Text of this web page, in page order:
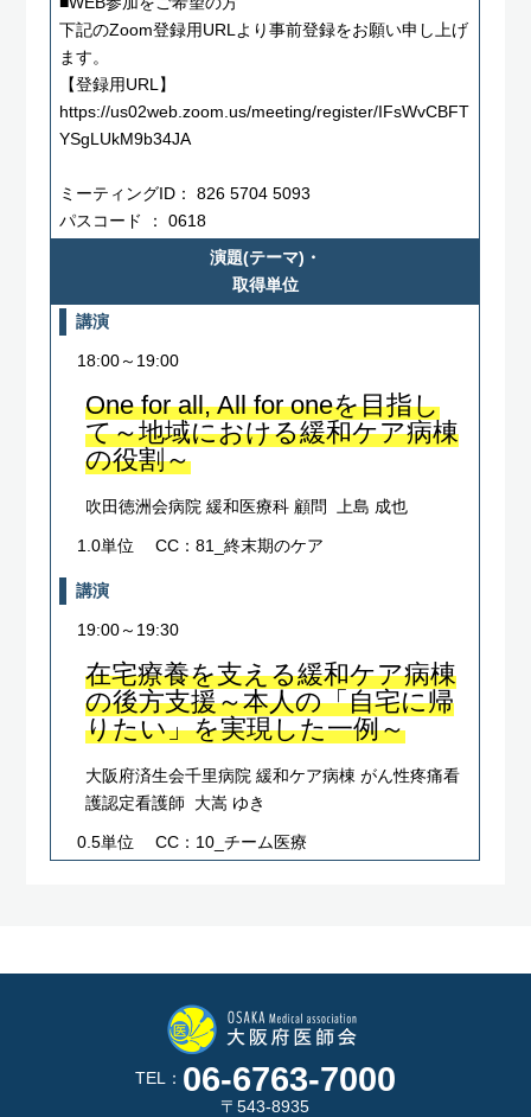
下記のZoom登録用URLより事前登録をお願い申し上げ
ます。
【登録用URL】
https://us02web.zoom.us/meeting/register/IFsWvCBFT
YSgLUkM9b34JA
ミーティングID： 826 5704 5093
パスコード ： 0618
演題(テーマ)・
取得単位
講演
18:00～19:00
One for all, All for oneを目指し
て～地域における緩和ケア病棟
の役割～
吹田徳洲会病院 緩和医療科 顧問 上島 成也
1.0単位 CC：81_終末期のケア
講演
19:00～19:30
在宅療養を支える緩和ケア病棟
の後方支援～本人の「自宅に帰
りたい」を実現した一例～
大阪府済生会千里病院 緩和ケア病棟 がん性疼痛看
護認定看護師 大嵩 ゆき
0.5単位 CC：10_チーム医療
TEL： 06-6763-7000
〒543-8935